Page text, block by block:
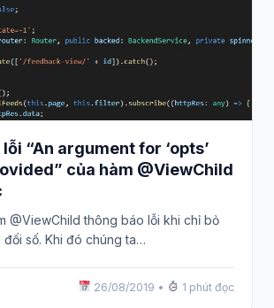
“An argument for ‘opts’
của hàm @ViewChild
@ViewChild thông báo lỗi khi chỉ bỏ
đối số. Khi đó chúng ta…
26/08/2019 • 1 phút đọc